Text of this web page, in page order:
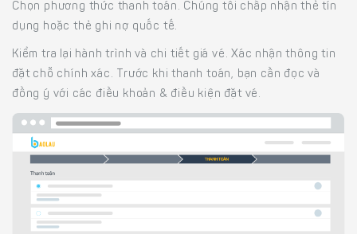
Chọn phương thức thanh toán. Chúng tôi chấp nhận thẻ tín
dụng hoặc thẻ ghi nợ quốc tế.
Kiểm tra lại hành trình và chi tiết giá vé. Xác nhận thông tin
đặt chỗ chính xác. Trước khi thanh toán, bạn cần đọc và
đồng ý với các điều khoản & điều kiện đặt vé.